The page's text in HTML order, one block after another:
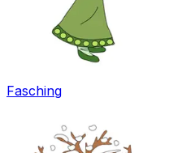
Fasching